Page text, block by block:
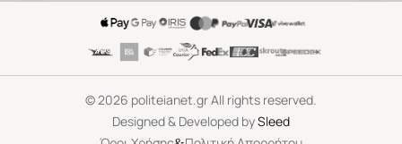
©2026 politeianet.gr All rights reserved.
Designed & Developed bySleed